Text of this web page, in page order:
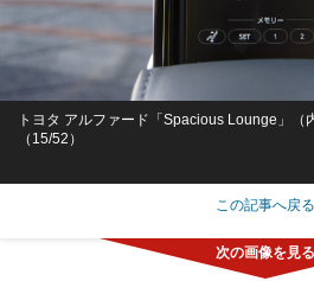
トヨタ アルファード「Spacious Lounge」（
（15/52）
この記事へ戻る